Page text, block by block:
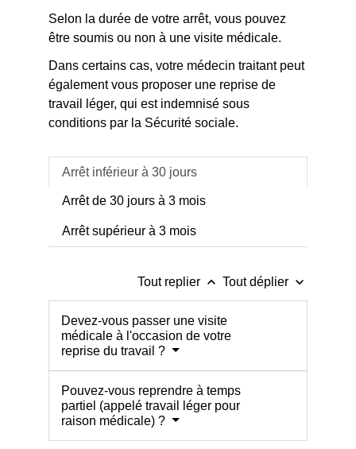
Selon la durée de votre arrêt, vous pouvez
être soumis ou non à une visite médicale.
Dans certains cas, votre médecin traitant peut
également vous proposer une reprise de
travail léger, qui est indemnisé sous
conditions par la Sécurité sociale.
Arrêt inférieur à 30 jours
Arrêt de 30 jours à 3 mois
Arrêt supérieur à 3 mois
Tout replier keyboard_arrow_up Tout déplier keyboard_arrow_down
Devez-vous passer une visite
médicale à l'occasion de votre
reprise du travail ?
Pouvez-vous reprendre à temps
partiel (appelé travail léger pour
raison médicale) ?